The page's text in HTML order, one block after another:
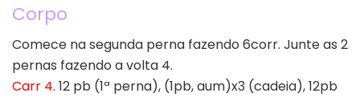
Corpo
Comece na segunda perna fazendo 6corr. Junte as 2
pernas fazendo a volta 4.
Carr 4. 12 pb (1ª perna), (1pb, aum)x3 (cadeia), 12pb